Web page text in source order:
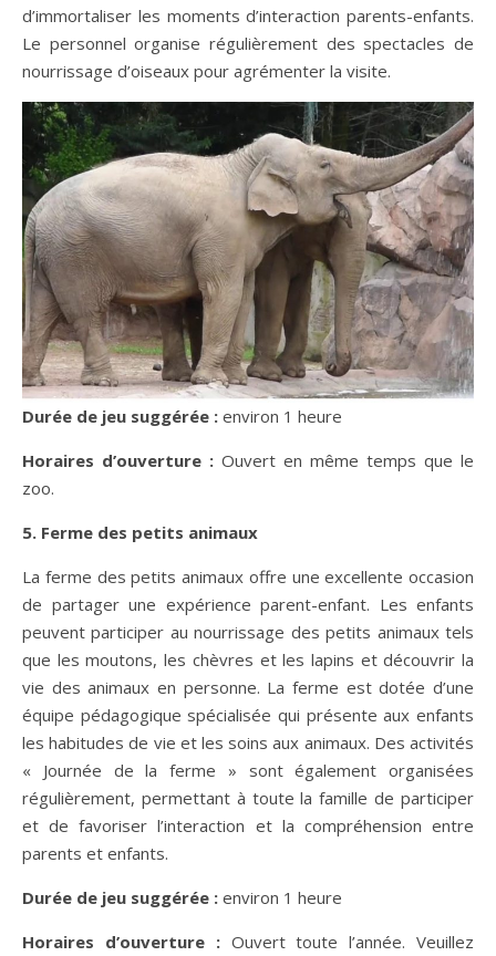
d’immortaliser les moments d’interaction parents-enfants.
Le personnel organise régulièrement des spectacles de
nourrissage d’oiseaux pour agrémenter la visite.
Durée de jeu suggérée : environ 1 heure
Horaires d’ouverture : Ouvert en même temps que le
zoo.
5. Ferme des petits animaux
La ferme des petits animaux offre une excellente occasion
de partager une expérience parent-enfant. Les enfants
peuvent participer au nourrissage des petits animaux tels
que les moutons, les chèvres et les lapins et découvrir la
vie des animaux en personne. La ferme est dotée d’une
équipe pédagogique spécialisée qui présente aux enfants
les habitudes de vie et les soins aux animaux. Des activités
« Journée de la ferme » sont également organisées
régulièrement, permettant à toute la famille de participer
et de favoriser l’interaction et la compréhension entre
parents et enfants.
Durée de jeu suggérée : environ 1 heure
Horaires d’ouverture :Ouvert toute l’année. Veuillez